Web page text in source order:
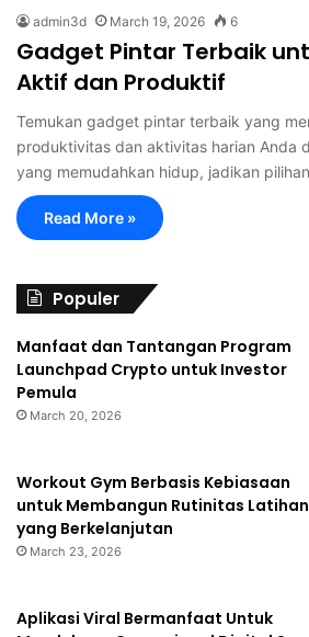
admin3d March 19, 2026 6
Gadget Pintar Terbaik
Aktif dan Produktif
Temukan gadget pintar terbaik yang
produktivitas dan aktivitas harian Anda
yang memudahkan hidup, jadikan
Read More »
Populer
Manfaat dan Tantangan Program
Launchpad Crypto untuk Investor
Pemula
March 20, 2026
Workout Gym Berbasis Kebiasaan
untuk Membangun Rutinitas Latihan
yang Berkelanjutan
March 23, 2026
Aplikasi Viral Bermanfaat Untuk